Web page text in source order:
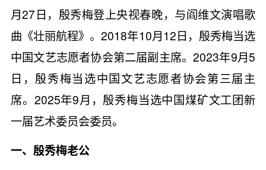
月27日，殷秀梅登上央视春晚，与阎维文演唱歌
曲《壮丽航程》。2018年10月12日，殷秀梅当选
中国文艺志愿者协会第二届副主席。2023年9月5
日，殷秀梅当选中国文艺志愿者协会第三届主
席。2025年9月，殷秀梅当选中国煤矿文工团新
一届艺术委员会委员。
一、殷秀梅老公